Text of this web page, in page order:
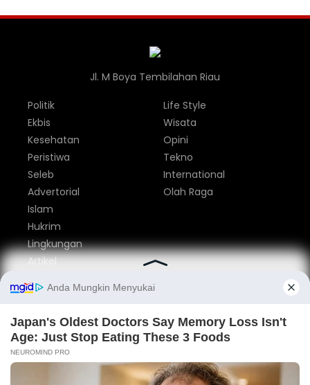
Jl. M Boya Tembilahan Riau
Politik
Ekbis
Kesehatan
Peristiwa
Seleb
Advertorial
Life Style
Wisata
Opini
Tekno
International
Olah Raga
Islam
Hukrim
Lingkungan
Artikel
Parlemen
Nasional
Tentang Kami Redaksi
Pedoman Media Siber
Privacy Policy
Disclaimer Iklan Kontak